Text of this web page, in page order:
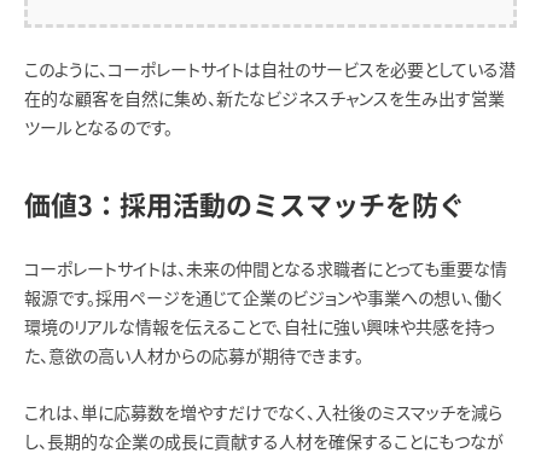
このように、コーポレートサイトは自社のサービスを必要としている潜
在的な顧客を自然に集め、新たなビジネスチャンスを生み出す営業
ツールとなるのです。
価値3：採用活動のミスマッチを防ぐ
コーポレートサイトは、未来の仲間となる求職者にとっても重要な情
報源です。採用ページを通じて企業のビジョンや事業への想い、働く
環境のリアルな情報を伝えることで、自社に強い興味や共感を持っ
た、意欲の高い人材からの応募が期待できます。
これは、単に応募数を増やすだけでなく、入社後のミスマッチを減ら
し、長期的な企業の成長に貢献する人材を確保することにもつなが